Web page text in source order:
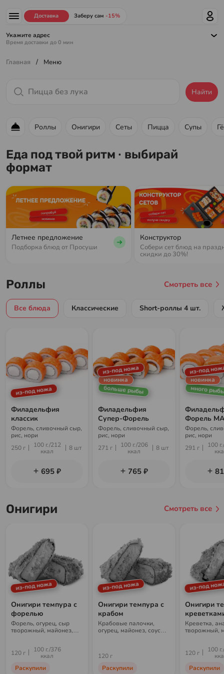
Доставка Заберу сам -15%
Укажите адрес
Время доставки до 0 мин
Главная / Меню
Найти
Меню ресторана
Роллы Онигири Сеты Пицца Супы
Еда под твой ритм · выбирай
формат
Летнее предложение
Подборка блюд от Просуши
Конструктор
Собери сет блюд на
скидки до 30%!
Роллы Смотреть все
Все блюда Классические Short-роллы 4 шт.
из-под ножа
Филадельфия
классик
Форель, сливочный сыр,
рис, нори
250 г
100 г./212
ккал
8 шт
695 ₽
из-под ножа
новинка
больше рыбы
Филадельфия
Супер-Форель
Форель, сливочный сыр,
рис, нори
271 г
100 г./206
ккал
8 шт
765 ₽
из-под
новинка
много
Форель
Форель,
рис, нори
291 г
100
Онигири Смотреть все
из-под ножа
Онигири темпура с
форелью
Форель, огурец, сыр
творожный, майонез,
120 г
100 г./376
ккал
Раскупили
из-под ножа
Онигири темпура с
крабом
Крабовые палочки,
огурец, майонез, соус
120 г
Раскупили
из-под
Онигири
Креветка,
творожный,
120 г
100
Раскупили